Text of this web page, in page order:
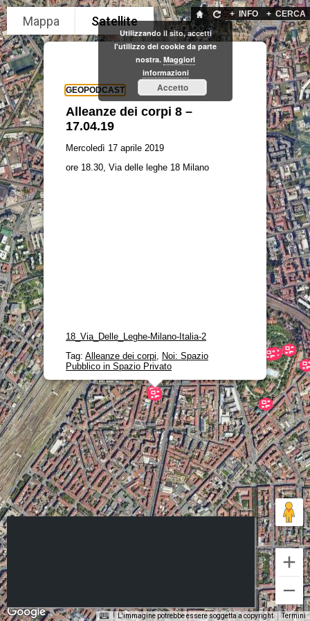
+CERCA
+INFO
GEOLOC
Utilizzando il sito, accetti
l'utilizzo dei cookie da parte
nostra. Maggiori
informazioni
Accetto